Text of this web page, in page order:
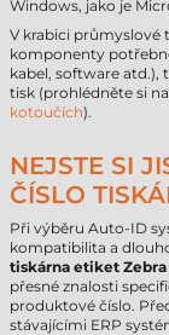
Windows, jako je
V krabici průmyslové
komponenty
kabel, software atd.),
tisk (prohlédněte si
kotoučích).
NEJSTE SI
ČÍSLO
Při výběru Auto-ID
kompatibilita a
tiskárna etiket Zebra
přesné znalosti
produktové číslo.
stávajícími ERP